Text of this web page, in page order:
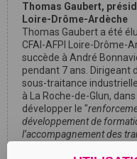
Thomas Gaubert,
Loire-Drôme-Ardèche
Thomas Gaubert a été
CFAI-AFPI Loire-Drôme-
succède à André
pendant 7 ans. Dirigeant
sous-traitance
à La Roche-de-Glun,
développer le "
développement de
l’accompagnement des